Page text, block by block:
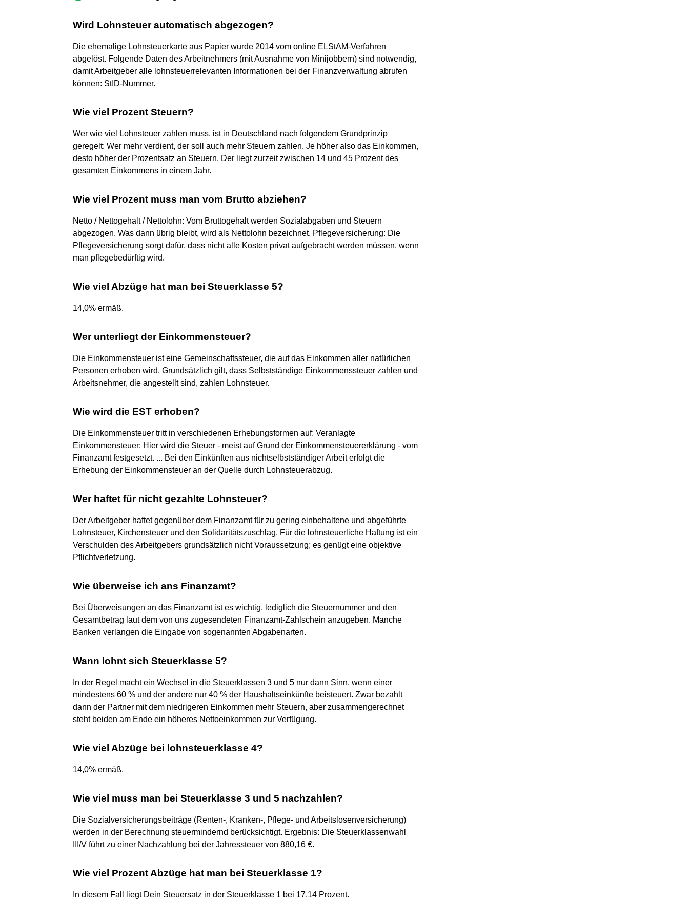
Wird Lohnsteuer automatisch abgezogen?
Die ehemalige Lohnsteuerkarte aus Papier wurde 2014 vom online ELStAM-Verfahren
abgelöst. Folgende Daten des Arbeitnehmers (mit Ausnahme von Minijobbern) sind notwendig,
damit Arbeitgeber alle lohnsteuerrelevanten Informationen bei der Finanzverwaltung abrufen
können: StID-Nummer.
Wie viel Prozent Steuern?
Wer wie viel Lohnsteuer zahlen muss, ist in Deutschland nach folgendem Grundprinzip
geregelt: Wer mehr verdient, der soll auch mehr Steuern zahlen. Je höher also das Einkommen,
desto höher der Prozentsatz an Steuern. Der liegt zurzeit zwischen 14 und 45 Prozent des
gesamten Einkommens in einem Jahr.
Wie viel Prozent muss man vom Brutto abziehen?
Netto / Nettogehalt / Nettolohn: Vom Bruttogehalt werden Sozialabgaben und Steuern
abgezogen. Was dann übrig bleibt, wird als Nettolohn bezeichnet. Pflegeversicherung: Die
Pflegeversicherung sorgt dafür, dass nicht alle Kosten privat aufgebracht werden müssen, wenn
man pflegebedürftig wird.
Wie viel Abzüge hat man bei Steuerklasse 5?
14,0% ermäß.
Wer unterliegt der Einkommensteuer?
Die Einkommensteuer ist eine Gemeinschaftssteuer, die auf das Einkommen aller natürlichen
Personen erhoben wird. Grundsätzlich gilt, dass Selbstständige Einkommenssteuer zahlen und
Arbeitsnehmer, die angestellt sind, zahlen Lohnsteuer.
Wie wird die EST erhoben?
Die Einkommensteuer tritt in verschiedenen Erhebungsformen auf: Veranlagte
Einkommensteuer: Hier wird die Steuer - meist auf Grund der Einkommensteuererklärung - vom
Finanzamt festgesetzt. ... Bei den Einkünften aus nichtselbstständiger Arbeit erfolgt die
Erhebung der Einkommensteuer an der Quelle durch Lohnsteuerabzug.
Wer haftet für nicht gezahlte Lohnsteuer?
Der Arbeitgeber haftet gegenüber dem Finanzamt für zu gering einbehaltene und abgeführte
Lohnsteuer, Kirchensteuer und den Solidaritätszuschlag. Für die lohnsteuerliche Haftung ist ein
Verschulden des Arbeitgebers grundsätzlich nicht Voraussetzung; es genügt eine objektive
Pflichtverletzung.
Wie überweise ich ans Finanzamt?
Bei Überweisungen an das Finanzamt ist es wichtig, lediglich die Steuernummer und den
Gesamtbetrag laut dem von uns zugesendeten Finanzamt-Zahlschein anzugeben. Manche
Banken verlangen die Eingabe von sogenannten Abgabenarten.
Wann lohnt sich Steuerklasse 5?
In der Regel macht ein Wechsel in die Steuerklassen 3 und 5 nur dann Sinn, wenn einer
mindestens 60 % und der andere nur 40 % der Haushaltseinkünfte beisteuert. Zwar bezahlt
dann der Partner mit dem niedrigeren Einkommen mehr Steuern, aber zusammengerechnet
steht beiden am Ende ein höheres Nettoeinkommen zur Verfügung.
Wie viel Abzüge bei lohnsteuerklasse 4?
14,0% ermäß.
Wie viel muss man bei Steuerklasse 3 und 5 nachzahlen?
Die Sozialversicherungsbeiträge (Renten-, Kranken-, Pflege- und Arbeitslosenversicherung)
werden in der Berechnung steuermindernd berücksichtigt. Ergebnis: Die Steuerklassenwahl
III/V führt zu einer Nachzahlung bei der Jahressteuer von 880,16 €.
Wie viel Prozent Abzüge hat man bei Steuerklasse 1?
In diesem Fall liegt Dein Steuersatz in der Steuerklasse 1 bei 17,14 Prozent.